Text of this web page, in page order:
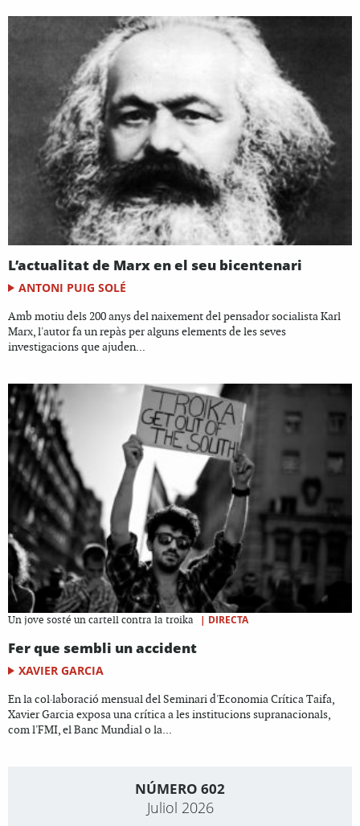
L’actualitat de Marx en el seu bicentenari
ANTONI PUIG SOLÉ
Amb motiu dels 200 anys del naixement del pensador socialista Karl
Marx, l'autor fa un repàs per alguns elements de les seves
investigacions que ajuden...
Un jove sosté un cartell contra la troika | DIRECTA
Fer que sembli un accident
XAVIER GARCIA
En la col·laboració mensual del Seminari d'Economia Crítica Taifa,
Xavier Garcia exposa una crítica a les institucions supranacionals,
com l'FMI, el Banc Mundial o la...
NÚMERO 602
Juliol 2026